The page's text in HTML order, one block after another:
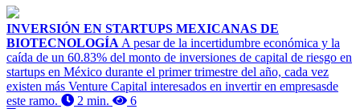
INVERSIÓN EN STARTUPS MEXICANAS DE
BIOTECNOLOGÍAA pesar de la incertidumbre económica y la
caída de un 60.83% del monto de inversiones de capital de riesgo en
startups en México durante el primer trimestre del año, cada vez
existen más Venture Capital interesados en invertir en empresasde
este ramo.
2 min. 6